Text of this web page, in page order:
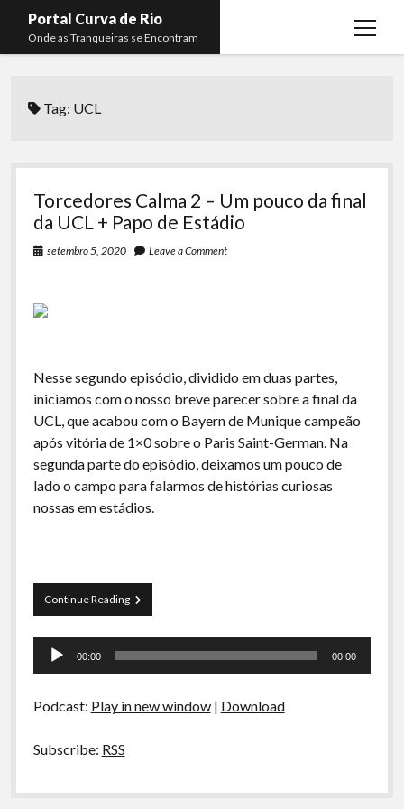
Portal Curva de Rio
Onde as Tranqueiras se Encontram
open
menu
Curva de Rio
Komos
La Siesta Podcast
Papo Tranqueira
A Ripa É a Lei
Especiais
Preliminares
Membros
Lucas Oliveira
Kaique Xavier
Tag: UCL
Torcedores Calma 2 – Um pouco da final
da UCL + Papo de Estádio
setembro 5, 2020 Leave a Comment
Nesse segundo episódio, dividido em duas partes,
iniciamos com o nosso breve parecer sobre a final da
UCL, que acabou com o Bayern de Munique campeão
após vitória de 1×0 sobre o Paris Saint-German. Na
segunda parte do episódio, deixamos um pouco de
lado o campo para falarmos de histórias curiosas
nossas em estádios.
Continue ReadingTorcedores
Calma
Um
final
de
Tocador
00:00 00:00
Podcast: Play in new window| Download
Subscribe: RSS